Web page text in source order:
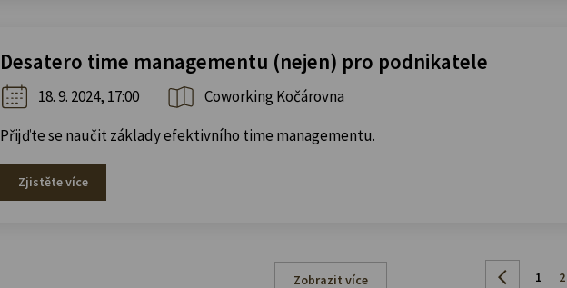
Desatero time managementu (nejen) pro podnikatele
18. 9. 2024, 17:00
Coworking Kočárovna
Přijďte se naučit základy efektivního time managementu.
Zjistěte více
Zobrazit více 1 2